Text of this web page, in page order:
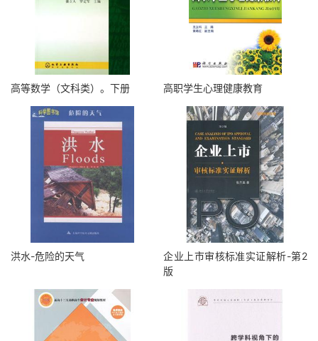
高等数学（文科类）。下册 高职学生心理健康教育
洪水-危险的天气
企业上市审核标准实证解析-第2
版